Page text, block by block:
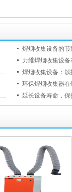
力维焊烟收集设
焊烟收集设备的环保价值：从合规到可持续发展的跨越
焊烟收集设备：
环保焊烟收集器
智能控制，省心省力——环保焊烟收集器的自动化功能与用户体验提升